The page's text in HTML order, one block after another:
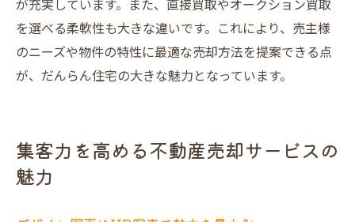
が充実しています。また、直接買取やオークション買取
を選べる柔軟性も大きな違いです。これにより、売主様
のニーズや物件の特性に最適な売却方法を提案できる点
が、だんらん住宅の大きな魅力となっています。
集客力を高める不動産売却サービスの
魅力